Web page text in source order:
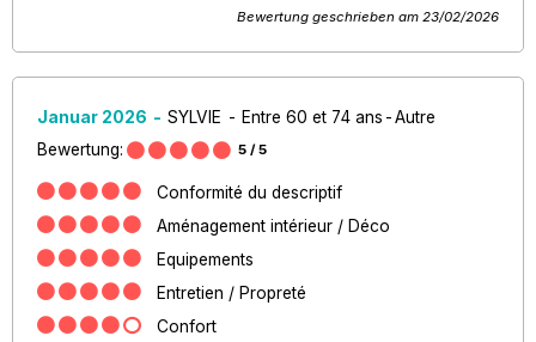
Bewertung geschrieben am 23/02/2026
Januar 2026 SYLVIE Entre 60 et 74 ans
Autre
Bewertung:
5 / 5
Conformité du descriptif
Aménagement intérieur / Déco
Equipements
Entretien / Propreté
Confort